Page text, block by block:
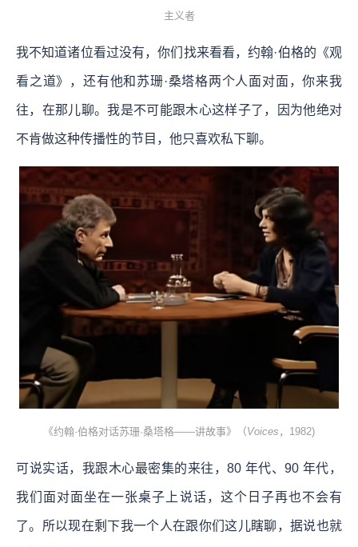
主义者
我不知道诸位看过没有，你们找来看看，约翰·伯格的《观
看之道》，还有他和苏珊·桑塔格两个人面对面，你来我
往，在那儿聊。我是不可能跟木心这样子了，因为他绝对
不肯做这种传播性的节目，他只喜欢私下聊。
《约翰·伯格对话苏珊·桑塔格——讲故事》（Voices ，1982)
可说实话，我跟木心最密集的来往，80 年代、90 年代，
我们面对面坐在一张桌子上说话，这个日子再也不会有
了。所以现在剩下我一个人在跟你们这儿瞎聊，据说也就